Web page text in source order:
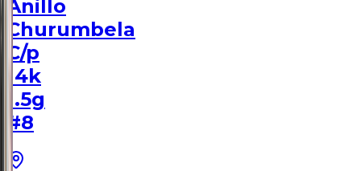
Anillo
Churumbela
C/p
14k
1.5g
#8